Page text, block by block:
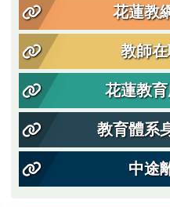
花蓮教
教師
花蓮教
教育體系
中途